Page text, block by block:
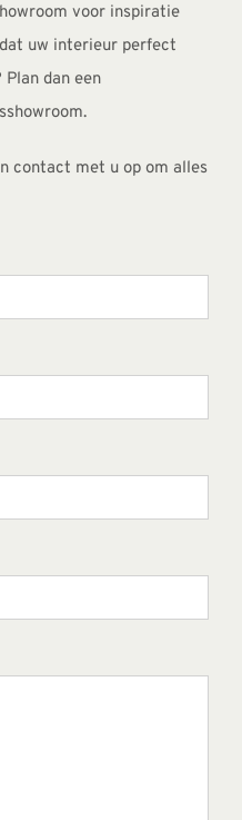
voor inspiratie
uw interieur perfect
dan een
contact met u op om alles